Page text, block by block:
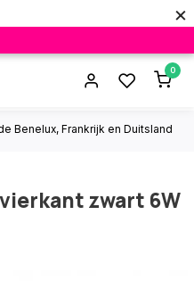
×
0
Benelux, Frankrijk en Duitsland
zwart 6W